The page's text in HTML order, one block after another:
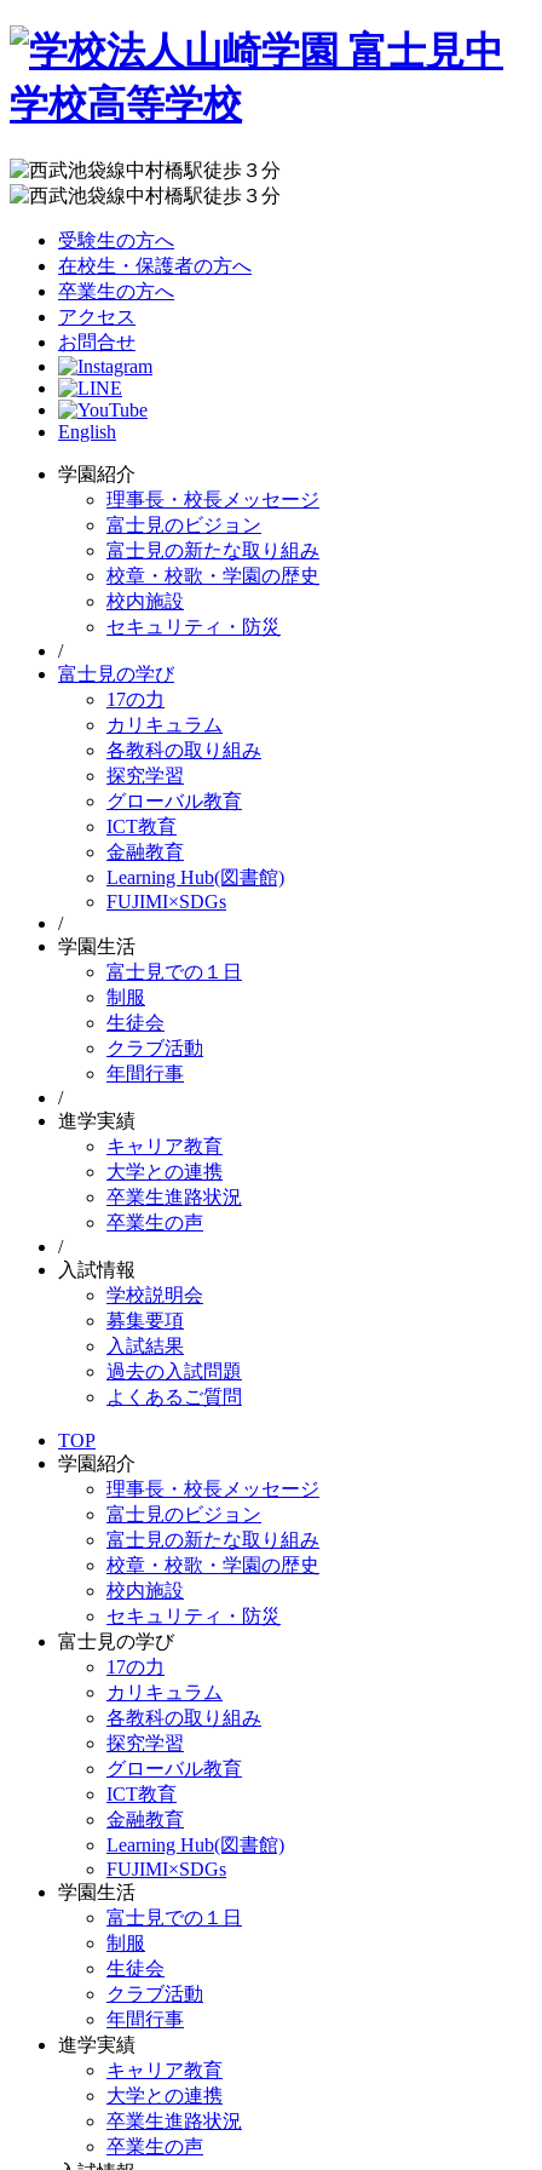
受験生の方へ
在校生・保護者の方へ
卒業生の方へ
アクセス
お問合せ
English
学園紹介
理事長・校長メッセージ
富士見のビジョン
富士見の新たな取り組み
校章・校歌・学園の歴史
校内施設
セキュリティ・防災
/
富士見の学び
17の力
カリキュラム
各教科の取り組み
探究学習
グローバル教育
ICT教育
金融教育
Learning Hub(図書館)
FUJIMI×SDGs
/
学園生活
富士見での１日
制服
生徒会
クラブ活動
年間行事
/
進学実績
キャリア教育
大学との連携
卒業生進路状況
卒業生の声
/
入試情報
学校説明会
募集要項
入試結果
過去の入試問題
よくあるご質問
TOP
学園紹介
理事長・校長メッセージ
富士見のビジョン
富士見の新たな取り組み
校章・校歌・学園の歴史
校内施設
セキュリティ・防災
富士見の学び
17の力
カリキュラム
各教科の取り組み
探究学習
グローバル教育
ICT教育
金融教育
Learning Hub(図書館)
FUJIMI×SDGs
学園生活
富士見での１日
制服
生徒会
クラブ活動
年間行事
進学実績
キャリア教育
大学との連携
卒業生進路状況
卒業生の声